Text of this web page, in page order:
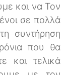
και να Τον
σε πολλά
συντήρηση
που θα
και τελικά